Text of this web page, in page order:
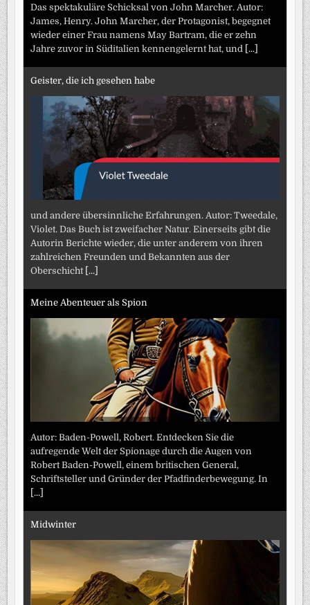
Das spektakuläre Schicksal von John Marcher. Autor:
James, Henry. John Marcher, der Protagonist, begegnet
wieder einer Frau namens May Bartram, die er zehn
Jahre zuvor in Süditalien kennengelernt hat, und [...]
Geister, die ich gesehen habe
und andere übersinnliche Erfahrungen. Autor: Tweedale,
Violet. Das Buch ist zweifacher Natur. Einerseits gibt die
Autorin Berichte wieder, die unter anderem von ihren
zahlreichen Freunden und Bekannten aus der
Oberschicht [...]
Meine Abenteuer als Spion
Autor: Baden-Powell, Robert. Entdecken Sie die
aufregende Welt der Spionage durch die Augen von
Robert Baden-Powell, einem britischen General,
Schriftsteller und Gründer der Pfadfinderbewegung. In
[...]
Midwinter